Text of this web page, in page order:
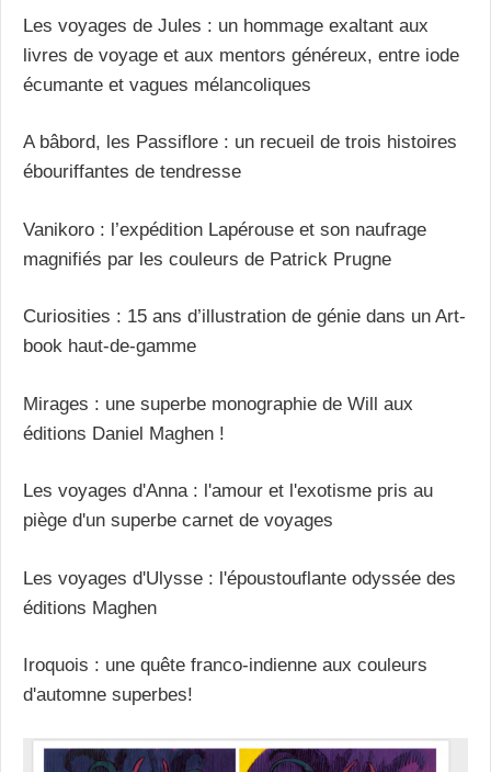
Les voyages de Jules : un hommage exaltant aux
livres de voyage et aux mentors généreux, entre iode
écumante et vagues mélancoliques
A bâbord, les Passiflore : un recueil de trois histoires
ébouriffantes de tendresse
Vanikoro : l’expédition Lapérouse et son naufrage
magnifiés par les couleurs de Patrick Prugne
Curiosities : 15 ans d’illustration de génie dans un Art-
book haut-de-gamme
Mirages : une superbe monographie de Will aux
éditions Daniel Maghen !
Les voyages d'Anna : l'amour et l'exotisme pris au
piège d'un superbe carnet de voyages
Les voyages d'Ulysse : l'époustouflante odyssée des
éditions Maghen
Iroquois : une quête franco-indienne aux couleurs
d'automne superbes!